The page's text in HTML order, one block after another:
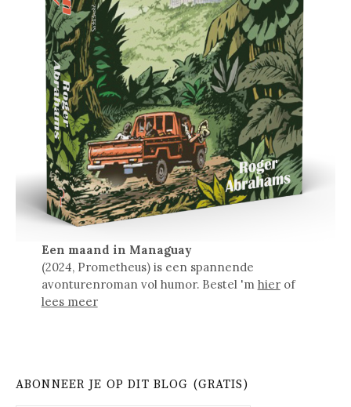
Een maand in Managuay
(2024, Prometheus) is een spannende
avonturenroman vol humor. Bestel 'm hierof
lees meer
ABONNEER JE OP DIT BLOG (GRATIS)